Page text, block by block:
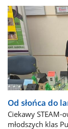
Od słońca do
Ciekawy
młodszych klas